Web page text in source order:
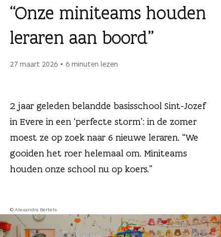
“Onze miniteams houden
leraren aan boord”
27 maart 2026 6 minuten lezen
2 jaar geleden belandde basisschool Sint-Jozef
in Evere in een ‘perfecte storm’: in de zomer
moest ze op zoek naar 6 nieuwe leraren. “We
gooiden het roer helemaal om. Miniteams
houden onze school nu op koers.”
© Alexandra Bertels